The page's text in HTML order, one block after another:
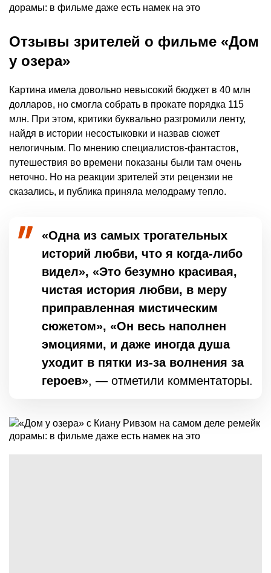
Отзывы зрителей о фильме «Дом
у озера»
Картина имела довольно невысокий бюджет в 40 млн
долларов, но смогла собрать в прокате порядка 115
млн. При этом, критики буквально разгромили ленту,
найдя в истории несостыковки и назвав сюжет
нелогичным. По мнению специалистов-фантастов,
путешествия во времени показаны были там очень
неточно. Но на реакции зрителей эти рецензии не
сказались, и публика приняла мелодраму тепло.
«Одна из самых трогательных
историй любви, что я когда-либо
видел», «Это безумно красивая,
чистая история любви, в меру
приправленная мистическим
сюжетом», «Он весь наполнен
эмоциями, и даже иногда душа
уходит в пятки из-за волнения за
героев», — отметили комментаторы.